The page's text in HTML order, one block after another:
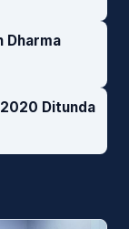
Dharma
Ditunda